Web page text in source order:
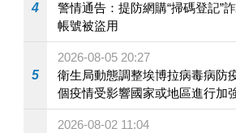
4
警情通告：提防網購“掃碼登記”
帳號被盜用
5
2026-08-05 20:27
衛生局動態調整埃博拉病毒病防
個疫情受影響國家或地區進行加
施
2026-08-02 11:04